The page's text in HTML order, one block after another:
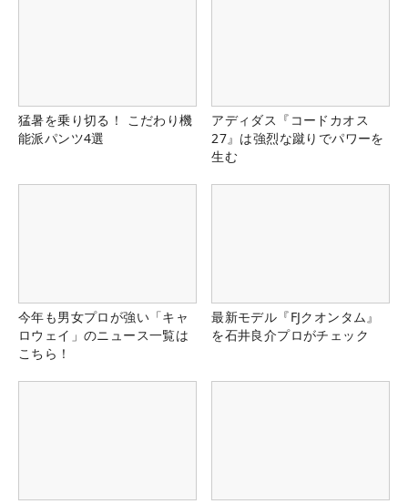
猛暑を乗り切る！ こだわり機
能派パンツ4選
アディダス『コードカオス
27』は強烈な蹴りでパワーを
生む
今年も男女プロが強い「キャ
ロウェイ」のニュース一覧は
こちら！
最新モデル『FJクオンタム』
を石井良介プロがチェック